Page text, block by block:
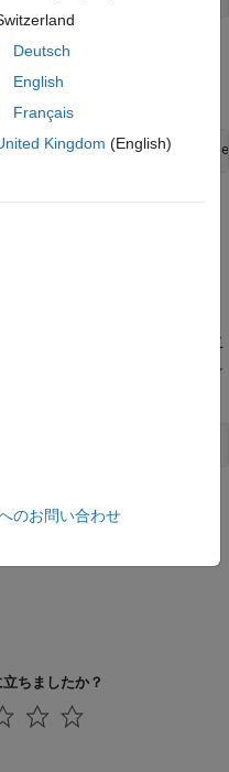
す。
,"examples","mex"
ります。
素数 API で使用できます。こ
ビルドするには、以下を入力し
ちましたか？
Deutsch
English
Français
Kingdom (English)
のお問い合わせ